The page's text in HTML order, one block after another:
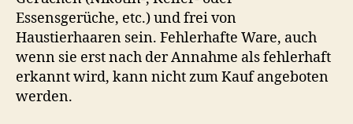
Essensgerüche, etc.) und frei von
Haustierhaaren sein. Fehlerhafte Ware, auch
wenn sie erst nach der Annahme als fehlerhaft
erkannt wird, kann nicht zum Kauf angeboten
werden.